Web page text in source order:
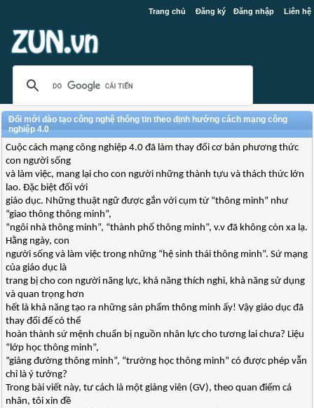
Trang chủ Đăng ký Đăng nhập Liên hệ
Đổi mới đào tạo công nghệ thông tin theo định hướng cách mạng công
nghiệp 4.0
Cuộc cách mạng công nghiệp 4.0 đã làm thay đổi cơ bản phương thức
con người sống
và làm việc, mang lại cho con người những thành tựu và thách thức lớn
lao. Đặc biệt đối với
giáo dục. Những thuật ngữ được gắn với cụm từ “thông minh” như
“giao thông thông minh”,
“ngôi nhà thông minh”, “thành phố thông minh”, v.v đã không còn xa lạ.
Hằng ngày, con
người sống và làm việc trong những “hệ sinh thái thông minh”. Sứ mạng
của giáo dục là
trang bị cho con người năng lực, khả năng thích nghi, khả năng sử dụng
và quan trọng hơn
hết là khả năng tạo ra những sản phẩm thông minh ấy! Vậy giáo dục đã
thay đổi để có thể
hoàn thành sứ mệnh chuẩn bị nguồn nhân lực cho tương lai chưa? Liệu
“lớp học thông minh”,
“giảng đường thông minh”, “trường học thông minh” có được phép vẫn
chỉ là ý tưởng?
Trong bài viết này, tư cách là một giảng viên (GV), theo quan điểm cá
nhân, tôi xin đề